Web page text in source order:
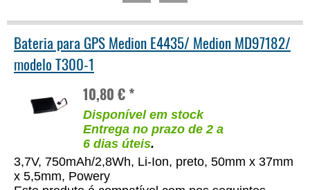
Bateria para GPS Medion E4435/ Medion MD97182/
modelo T300-1
10,80 € *
Disponível em stock
Entrega no prazo de 2 a
6 dias úteis.
3,7V, 750mAh/2,8Wh, Li-Ion, preto, 50mm x 37mm
x 5,5mm, Powery